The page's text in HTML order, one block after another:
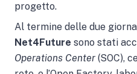
progetto.
Al termine delle due
Net4Future sono stati
Operations Center (SOC),